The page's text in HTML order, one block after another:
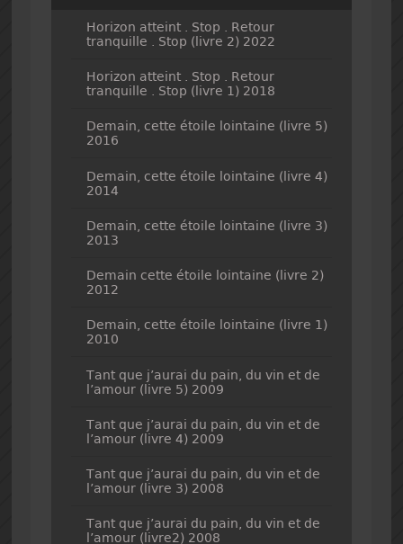
Horizon atteint . Stop . Retour
tranquille . Stop (livre 2) 2022
Horizon atteint . Stop . Retour
tranquille . Stop (livre 1) 2018
Demain, cette étoile lointaine (livre 5)
2016
Demain, cette étoile lointaine (livre 4)
2014
Demain, cette étoile lointaine (livre 3)
2013
Demain cette étoile lointaine (livre 2)
2012
Demain, cette étoile lointaine (livre 1)
2010
Tant que j’aurai du pain, du vin et de
l’amour (livre 5) 2009
Tant que j’aurai du pain, du vin et de
l’amour (livre 4) 2009
Tant que j’aurai du pain, du vin et de
l’amour (livre 3) 2008
Tant que j’aurai du pain, du vin et de
l’amour (livre2) 2008